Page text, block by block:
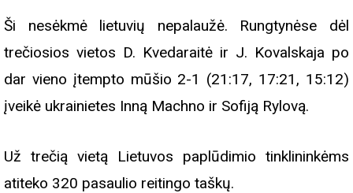
Ši nesėkmė lietuvių nepalaužė. Rungtynėse dėl
trečiosios vietos D. Kvedaraitė ir J. Kovalskaja po
dar vieno įtempto mūšio 2-1 (21:17, 17:21, 15:12)
įveikė ukrainietes Inną Machno ir Sofiją Rylovą.
Už trečią vietą Lietuvos paplūdimio tinklininkėms
atiteko 320 pasaulio reitingo taškų.